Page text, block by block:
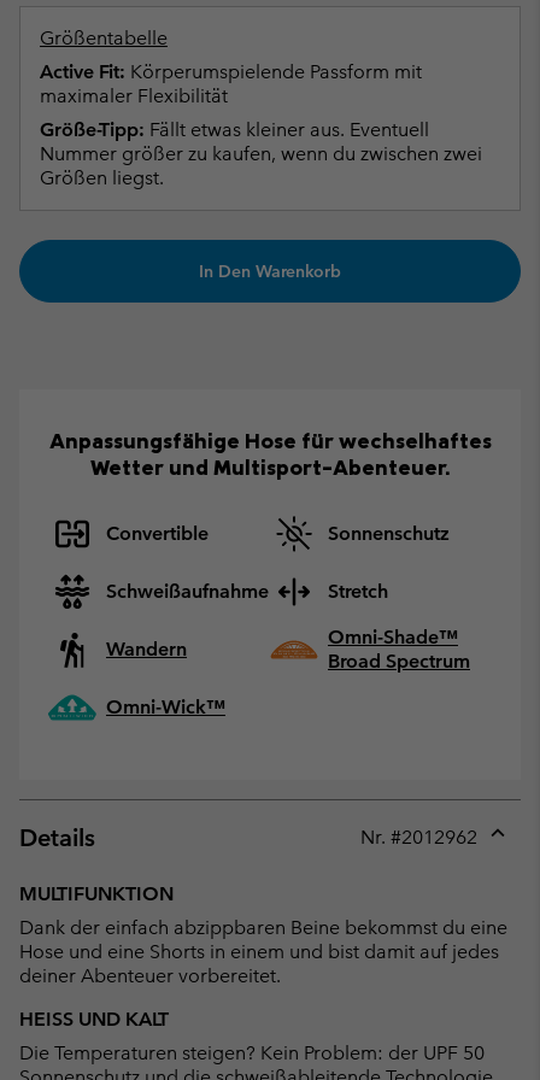
Größentabelle
Active Fit: Körperumspielende Passform mit
maximaler Flexibilität
Größe-Tipp: Fällt etwas kleiner aus. Eventuell
Nummer größer zu kaufen, wenn du zwischen zwei
Größen liegst.
In Den Warenkorb
Anpassungsfähige Hose für wechselhaftes
Wetter und Multisport-Abenteuer.
Convertible Sonnenschutz
Schweißaufnahme Stretch
Wandern
Omni-Shade™
Broad Spectrum
Omni-Wick™
Details Nr. #2012962
MULTIFUNKTION
Dank der einfach abzippbaren Beine bekommst du eine
Hose und eine Shorts in einem und bist damit auf jedes
deiner Abenteuer vorbereitet.
HEISS UND KALT
Die Temperaturen steigen? Kein Problem: der UPF 50